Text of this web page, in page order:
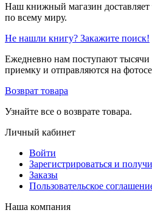
Наш книжный магазин доставляет
по всему миру.
Не нашли книгу? Закажите поиск!
Ежедневно нам поступают тысячи
приемку и отправляются на
Возврат товара
Узнайте все о возврате товара.
Личный кабинет
Войти
Зарегистрироваться и
Заказы
Пользовательское
Наша компания